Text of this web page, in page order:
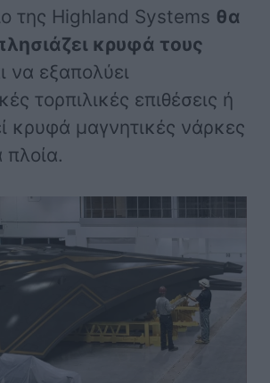
της Highland Systems θα
κρυφά τους
να εξαπολύει
τορπιλικές επιθέσεις ή
κρυφά μαγνητικές νάρκες
πλοία.